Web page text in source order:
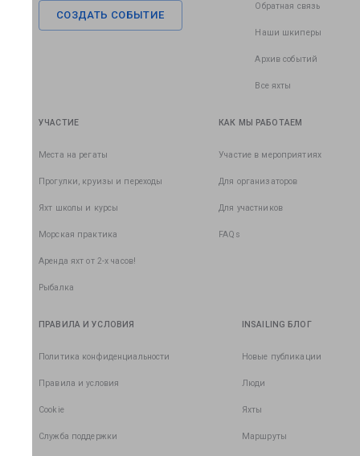
СОЗДАТЬ СОБЫТИЕ
Обратная связь
Наши шкиперы
Архив событий
Все яхты
УЧАСТИЕ
Места на регаты
Прогулки, круизы и переходы
Яхт школы и курсы
Морская практика
Аренда яхт от 2-х часов!
Рыбалка
КАК МЫ РАБОТАЕМ
Участие в мероприятиях
Для организаторов
Для участников
FAQs
ПРАВИЛА И УСЛОВИЯ
Политика конфиденциальности
Правила и условия
Cookie
Служба поддержки
INSAILING БЛОГ
Новые публикации
Люди
Яхты
Маршруты